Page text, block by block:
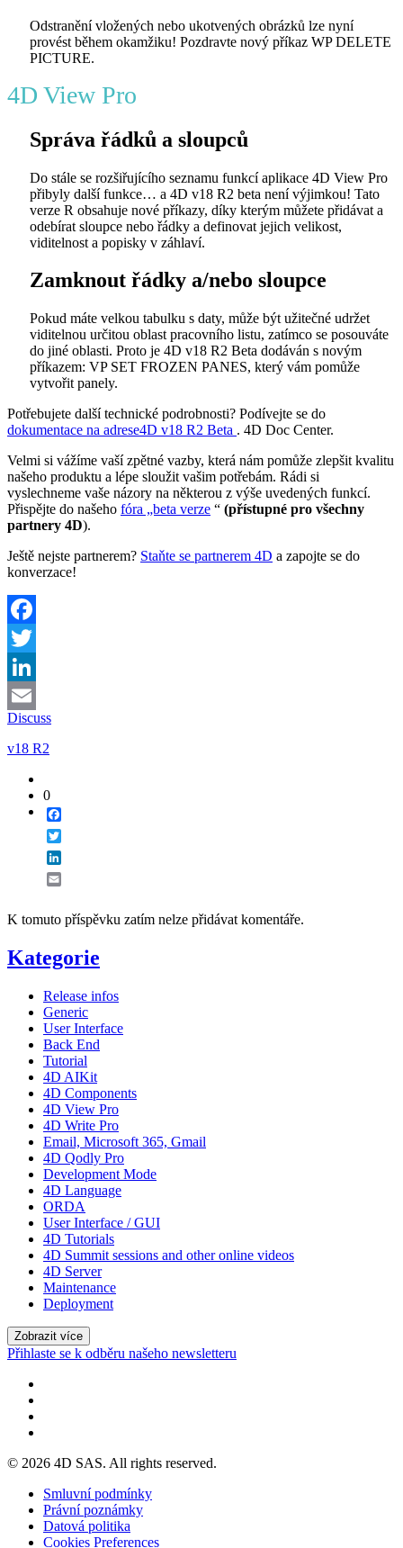
Odstranění vložených nebo ukotvených obrázků lze nyní
provést během okamžiku! Pozdravte nový příkaz WP DELETE
PICTURE.
4D View Pro
Správa řádků a sloupců
Do stále se rozšiřujícího seznamu funkcí aplikace 4D View Pro
přibyly další funkce… a 4D v18 R2 beta není výjimkou! Tato
verze R obsahuje nové příkazy, díky kterým můžete přidávat a
odebírat sloupce nebo řádky a definovat jejich velikost,
viditelnost a popisky v záhlaví.
Zamknout řádky a/nebo sloupce
Pokud máte velkou tabulku s daty, může být užitečné udržet
viditelnou určitou oblast pracovního listu, zatímco se posouváte
do jiné oblasti. Proto je 4D v18 R2 Beta dodáván s novým
příkazem: VP SET FROZEN PANES, který vám pomůže
vytvořit panely.
Potřebujete další technické podrobnosti? Podívejte se do
dokumentace na adrese4D v18 R2 Beta . 4D Doc Center.
Velmi si vážíme vaší zpětné vazby, která nám pomůže zlepšit kvalitu
našeho produktu a lépe sloužit vašim potřebám. Rádi si
vyslechneme vaše názory na některou z výše uvedených funkcí.
Přispějte do našeho fóra „beta verze “ (přístupné pro všechny
partnery 4D).
Ještě nejste partnerem? Staňte se partnerem 4D a zapojte se do
konverzace!
Facebook
Twitter
LinkedIn
Email
Discuss
v18 R2
0
K tomuto příspěvku zatím nelze přidávat komentáře.
Kategorie
Release infos
Generic
User Interface
Back End
Tutorial
4D AIKit
4D Components
4D View Pro
4D Write Pro
Email, Microsoft 365, Gmail
4D Qodly Pro
Development Mode
4D Language
ORDA
User Interface / GUI
4D Tutorials
4D Summit sessions and other online videos
4D Server
Maintenance
Deployment
Zobrazit více
Přihlaste se k odběru našeho newsletteru
© 2026 4D SAS. All rights reserved.
Smluvní podmínky
Právní poznámky
Datová politika
Cookies Preferences